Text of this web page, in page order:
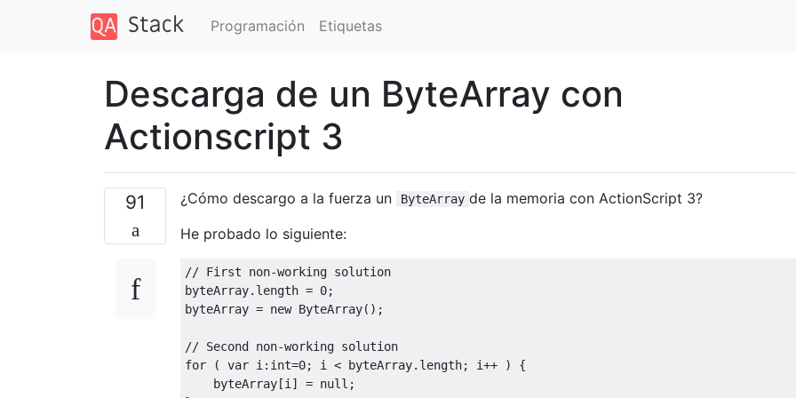
Programación Etiquetas
Descarga de un ByteArray con
Actionscript 3
91 ¿Cómo descargo a la fuerza un ByteArray de la memoria con ActionScript 3?
He probado lo siguiente:
// First non-working solution
byteArray.length = 0;
byteArray = new ByteArray();
// Second non-working solution
for ( var i: int=0; i < byteArray.length; i++ ) {
    byteArray[i] =
null ;